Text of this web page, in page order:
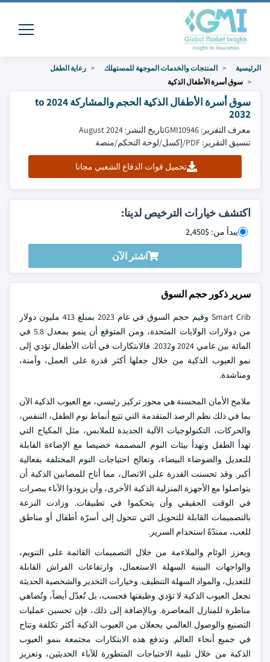
الرئيسية المنتجات والخدمات الموجهة للمستهلك
رعاية الطفل
سوق أسرة الأطفال الذكية
سوق أسرة الأطفال الذكية الحجم والمشاركة 2024 to
2032
معرف التقرير: GMI10946
تاريخ النشر: August 2024
تنسيق التقرير: PDF/إكسل/لوحة التحكم/منصة
تحميل قوات الدفاع الشعبي مجانا
اكتشف خيارات الترخيص لدينا:
يبدأ من: $2,450
اشتر الآن
سرير ذكور حجم السوق
Smart Crib وقيم حجم السوق في عام 2023 بمبلغ 413 مليون دولار
من دولارات الولايات المتحدة، ومن المتوقع أن ينمو بمعدل 5.8 في
المائة بين عامي 2024 و2032. فالابتكارات في أثاث الأطفال تؤدي إلى
نمو العيوب الذكية من خلال جعلها أكثر قدرة على العمل، وآمنة،
ومناشدة.
ملامح الأمان المحسنة هي محور تركيز رئيسي، مع العيوب الذكية الآن
بما في ذلك نظم الرصد المتقدمة التي تتبع أنماط نوم الطفل، التنفس،
والحركات، التكنولوجيات الآلية الجديدة للملابس، مثل المكياج التي
تهدأ الطفل وتهدأ بيئات النوم المصممة خصيصا مع الإضاءة القابلة
للتعديل والضوضاء البيضاء، وتعالج احتياجات النوم المختلفة بفعالية
أكبر. وقد تحسنت القدرة على الاتصال، مما أتاح للمصابين الذكية أن
يتواصلوا مع الأجهزة المنزلية الذكية الأخرى، وأن يزودوا الآباء ببصرات
في الوقت الحقيقي وأن يتحكموا في تطبيقات. وزادت النزعة
بالتصميمات القابلة للتحويل التي تتحول إلى أسرّة أطفال أو مناطق
للعب، ممتدّةً استخدام السرير.
ويعزز الوئام والملاءمة من خلال التصميمات القائمة على التنويم،
والواجهات البينية السهلة الاستعمال، وارتفاعات الفراش القابلة
للتعديل، والمواد السهلة التنظيف. وخيارات التخدير والشخصية الحديثة
تجعل العيوب الذكية لا تؤدي وظيفتها فحسب، بل تُعدّل أيضاً، وتُضاهي
مناظرة للمنازل المعاصرة. وبالإضافة إلى ذلك، فإن تحسين عمليات
التصنيع والوصول العالمي يجعلان من العيوب الذكية أكثر تكلفة وتتاح
في جميع أنحاء العالم. وتدفع هذه الابتكارات مجتمعة بنمو العيوب
الذكية من خلال تلبية الاحتياجات المتطورة للآباء الحديثين، وتعزيز